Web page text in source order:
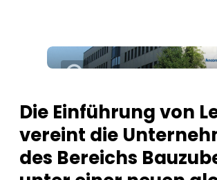
Stahlbauindustrie
Kontakt
Veranstaltung anmelden
Meist gelesen
Newsletter
Die Einführung von
vereint die
des Bereichs